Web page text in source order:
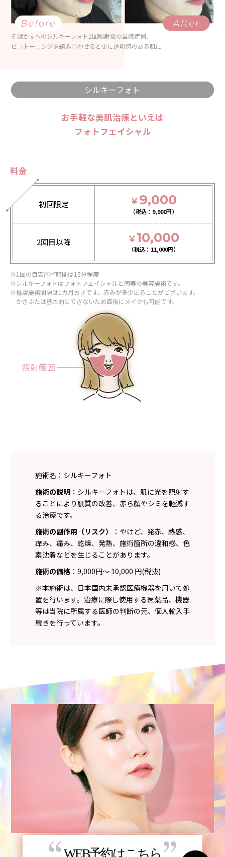
そばかすへのシルキーフォト1回照射後の当院症例、
ピコトーニングを組み合わせると更に透明感のある肌に
シルキーフォト
お手軽な美肌治療といえば
フォトフェイシャル
料金
初回限定 ￥9,000
9,900
2回目以降 ￥10,000
11,000
※1回の目安施術時間は15分程度
※シルキーフォトはフォトフェイシャルと同等の美容施術です。
※推奨施術間隔は1カ月おきです。赤みが多少出ることがございます。
かさぶたは基本的にできないため直後にメイクも可能です。
施術名：シルキーフォト
施術の説明 ：シルキーフォトは、肌に光を照射す
ることにより肌質の改善、赤ら顔やシミを軽減す
る治療です。
施術の副作用（リスク）
：やけど、発赤、熱感、
痒み、痛み、乾燥、発熱、施術箇所の違和感、色
素沈着などを生じることがあります。
施術の価格 ：9,000円～ 10,000 円(税抜)
※本施術は、日本国内未承認医療機器を用いて処
置を行います。治療に際し使用する医薬品、機器
等は当院に所属する医師の判断の元、個人輸入手
続きを行っています。
WEB予約はこちら